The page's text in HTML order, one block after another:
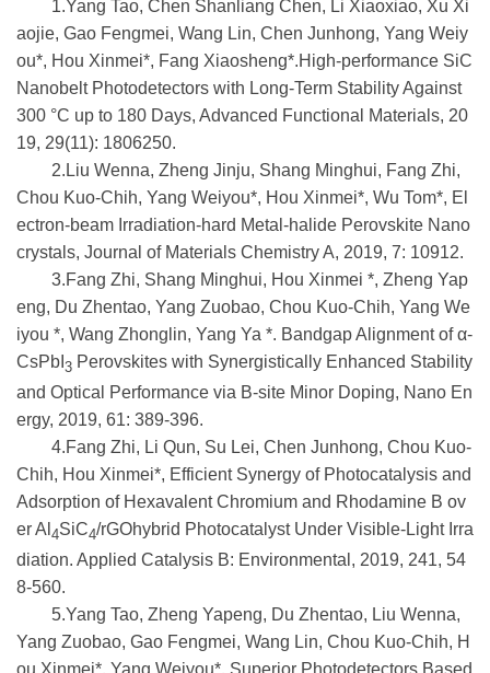
1.Yang Tao, Chen Shanliang Chen, Li Xiaoxiao, Xu Xi
aojie, Gao Fengmei, Wang Lin, Chen Junhong, Yang Weiy
ou*, Hou Xinmei*, Fang Xiaosheng*.High-performance SiC
Nanobelt Photodetectors with Long-Term Stability Against
300 °C up to 180 Days, Advanced Functional Materials, 20
19, 29(11): 1806250.
2.Liu Wenna, Zheng Jinju, Shang Minghui, Fang Zhi,
Chou Kuo-Chih, Yang Weiyou*, Hou Xinmei*, Wu Tom*, El
ectron-beam Irradiation-hard Metal-halide Perovskite Nano
crystals, Journal of Materials Chemistry A, 2019, 7: 10912.
3.Fang Zhi, Shang Minghui, Hou Xinmei *, Zheng Yap
eng, Du Zhentao, Yang Zuobao, Chou Kuo-Chih, Yang We
iyou *, Wang Zhonglin, Yang Ya *. Bandgap Alignment of α-
CsPbI 3 Perovskites with Synergistically Enhanced Stability
and Optical Performance via B-site Minor Doping, Nano En
ergy, 2019, 61: 389-396.
4.Fang Zhi, Li Qun, Su Lei, Chen Junhong, Chou Kuo-
Chih, Hou Xinmei*, Efficient Synergy of Photocatalysis and
Adsorption of Hexavalent Chromium and Rhodamine B ov
er Al 4SiC4/rGOhybrid Photocatalyst Under Visible-Light Irra
diation. Applied Catalysis B: Environmental, 2019, 241, 54
8-560.
5.Yang Tao, Zheng Yapeng, Du Zhentao, Liu Wenna,
Yang Zuobao, Gao Fengmei, Wang Lin, Chou Kuo-Chih, H